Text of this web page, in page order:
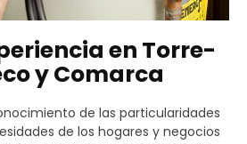
en Torre-
y Comarca
de las particularidades
de los hogares y negocios